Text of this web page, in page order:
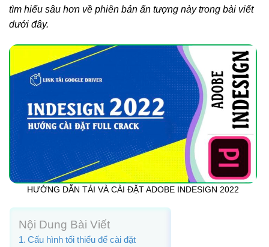
tìm hiểu sâu hơn về phiên bản ấn tượng này trong bài viết
dưới đây.
HƯỚNG DẪN TẢI VÀ CÀI ĐẶT ADOBE INDESIGN 2022
Nội Dung Bài Viết
Cấu hình tối thiểu để cài đặt